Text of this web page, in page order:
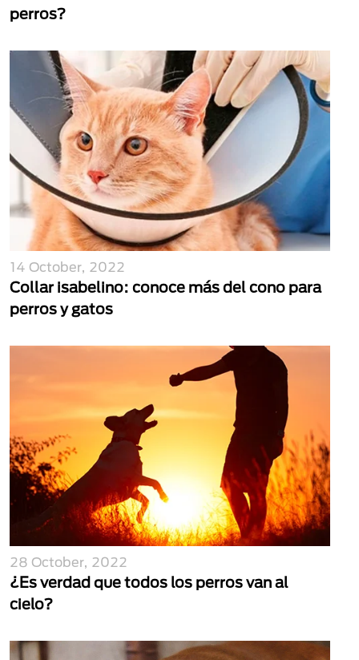
perros?
14 October, 2022
Collar isabelino: conoce más del cono para
perros y gatos
28 October, 2022
¿Es verdad que todos los perros van al
cielo?